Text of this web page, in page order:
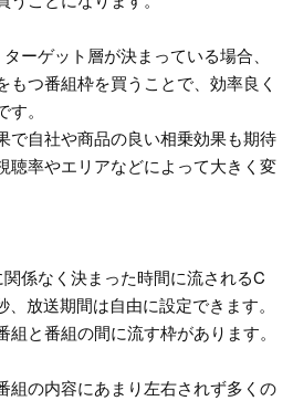
ーゲット層が決まっている場合、
もつ番組枠を買うことで、効率良く
。
で自社や商品の良い相乗効果も期待
聴率やエリアなどによって大きく変
係なく決まった時間に流されるC
放送期間は自由に設定できます。
と番組の間に流す枠があります。
組の内容にあまり左右されず多くの